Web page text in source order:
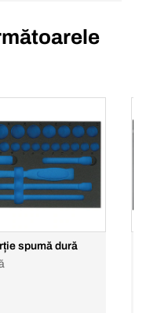
spumă dură